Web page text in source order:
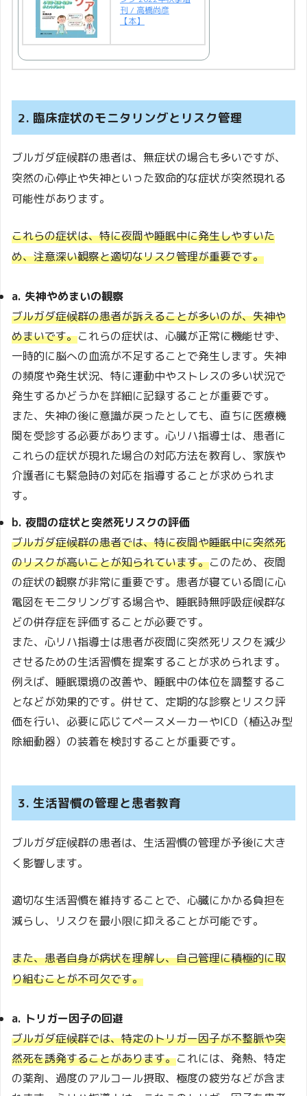
刊 / 高橋尚彦
【本】
2. 臨床症状のモニタリングとリスク管理
ブルガダ症候群の患者は、無症状の場合も多いですが、
突然の心停止や失神といった致命的な症状が突然現れる
可能性があります。
これらの症状は、特に夜間や睡眠中に発生しやすいた
め、注意深い観察と適切なリスク管理が重要です。
a. 失神やめまいの観察
ブルガダ症候群の患者が訴えることが多いのが、失神や
めまいです。これらの症状は、心臓が正常に機能せず、
一時的に脳への血流が不足することで発生します。失神
の頻度や発生状況、特に運動中やストレスの多い状況で
発生するかどうかを詳細に記録することが重要です。
また、失神の後に意識が戻ったとしても、直ちに医療機
関を受診する必要があります。心リハ指導士は、患者に
これらの症状が現れた場合の対応方法を教育し、家族や
介護者にも緊急時の対応を指導することが求められま
す。
b. 夜間の症状と突然死リスクの評価
ブルガダ症候群の患者では、特に夜間や睡眠中に突然死
のリスクが高いことが知られています。このため、夜間
の症状の観察が非常に重要です。患者が寝ている間に心
電図をモニタリングする場合や、睡眠時無呼吸症候群な
どの併存症を評価することが必要です。
また、心リハ指導士は患者が夜間に突然死リスクを減少
させるための生活習慣を提案することが求められます。
例えば、睡眠環境の改善や、睡眠中の体位を調整するこ
となどが効果的です。併せて、定期的な診察とリスク評
価を行い、必要に応じてペースメーカーやICD（植込み型
除細動器）の装着を検討することが重要です。
3. 生活習慣の管理と患者教育
ブルガダ症候群の患者は、生活習慣の管理が予後に大き
く影響します。
適切な生活習慣を維持することで、心臓にかかる負担を
減らし、リスクを最小限に抑えることが可能です。
また、患者自身が病状を理解し、自己管理に積極的に取
り組むことが不可欠です。
a. トリガー因子の回避
ブルガダ症候群では、特定のトリガー因子が不整脈や突
然死を誘発することがあります。これには、発熱、特定
の薬剤、過度のアルコール摂取、極度の疲労などが含ま